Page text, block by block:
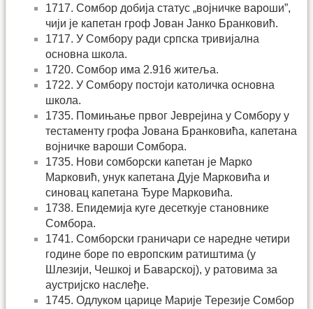
1717. Сомбор добија статус „војничке вароши”,
чији је капетан гроф Јован Јанко Бранковић.
1717. У Сомбору ради српска тривијална
основна школа.
1720. Сомбор има 2.916 житеља.
1722. У Сомбору постоји католичка основна
школа.
1735. Помињање првог Јеврејина у Сомбору у
тестаменту грофа Јована Бранковића, капетана
војничке вароши Сомбора.
1735. Нови сомборски капетан је Марко
Марковић, унук капетана Дује Марковића и
синовац капетана Ђуре Марковића.
1738. Епидемија куге десеткује становнике
Сомбора.
1741. Сомборски граничари се наредне четири
године боре по европским ратиштима (у
Шлезији, Чешкој и Баварској), у ратовима за
аустријско наслеђе.
1745. Одлуком царице Марије Терезије Сомбор